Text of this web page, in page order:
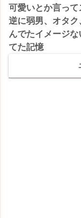
可愛いとか言っ
逆に弱男、オタ
んでたイメージ
てた記憶